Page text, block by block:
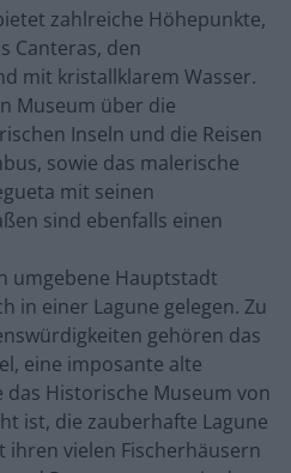
zahlreiche Höhepunkte,
Canteras, den
mit kristallklarem Wasser.
Museum über die
Inseln und die Reisen
sowie das malerische
mit seinen
sind ebenfalls einen
umgebene Hauptstadt
in einer Lagune gelegen. Zu
gehören das
eine imposante alte
das Historische Museum von
ist, die zauberhafte Lagune
ihren vielen Fischerhäusern